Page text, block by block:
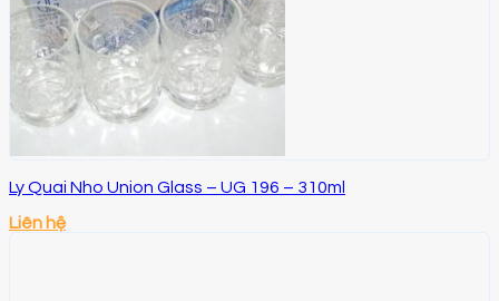
Ly Quai Nho Union Glass – UG 196 – 310ml
Liên hệ